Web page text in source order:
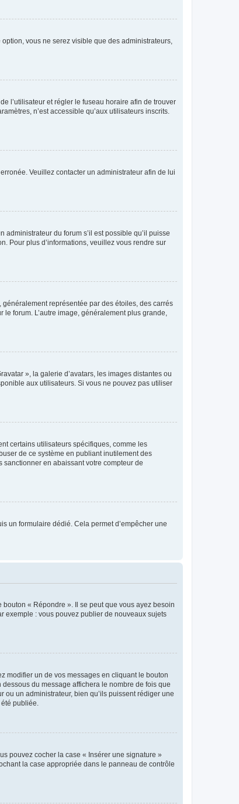
vous ne serez visible que des administrateurs,
l’utilisateur et régler le fuseau horaire afin de trouver
n’est accessible qu’aux utilisateurs inscrits.
Veuillez contacter un administrateur afin de lui
du forum s’il est possible qu’il puisse
Pour plus d’informations, veuillez vous rendre sur
représentée par des étoiles, des carrés
forum. L’autre image, généralement plus grande,
», la galerie d’avatars, les images distantes ou
aux utilisateurs. Si vous ne pouvez pas utiliser
certains utilisateurs spécifiques, comme les
de ce système en publiant inutilement des
en abaissant votre compteur de
un formulaire dédié. Cela permet d’empêcher une
« Répondre ». Il se peut que vous ayez besoin
exemple : vous pouvez publier de nouveaux sujets
modifier un de vos messages en cliquant le bouton
du message affichera le nombre de fois que
ou un administrateur, bien qu’ils puissent rédiger une
publiée.
pouvez cocher la case « Insérer une signature »
la case appropriée dans le panneau de contrôle